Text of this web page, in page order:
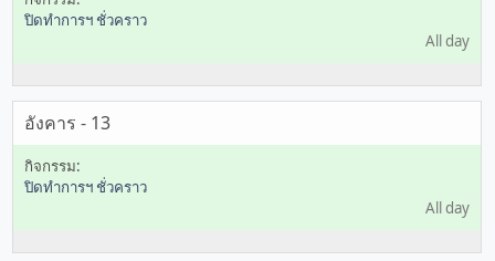
ปิดทำการฯ ชั่วคราว
All day
อังคาร - 13
ปิดทำการฯ ชั่วคราว
All day